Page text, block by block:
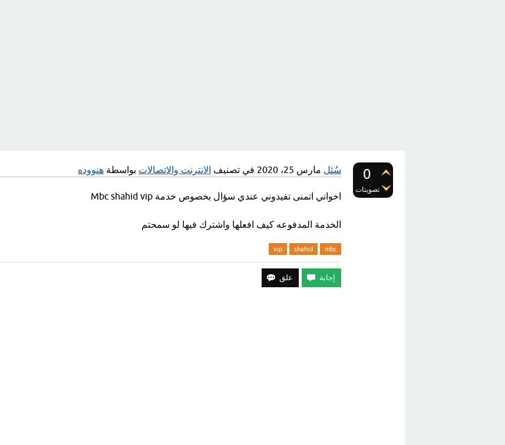
0
تصويتات
سُئل مارس 25، 2020 في تصنيف الانترنت والاتصالات بواسطة هنووده
اخواني اتمنى تفيدوني عندي سؤال بخصوص خدمة Mbc shahid vip
الخدمة المدفوعه كيف افعلها واشترك فيها لو سمحتم
mbc
shahid
vip